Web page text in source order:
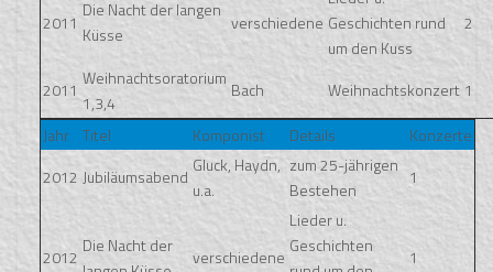
2011
Die Nacht der langen
Küsse
verschiedene Geschichten rund
um den Kuss
2
2011
Weihnachtsoratorium
1,3,4
Bach Weihnachtskonzert 1
Jahr Titel Komponist Details
Konzerte
2012 Jubiläumsabend
Gluck, Haydn,
u.a.
zum 25-jährigen
Bestehen
1
2012
Die Nacht der
verschiedene
Lieder u.
Geschichten
1